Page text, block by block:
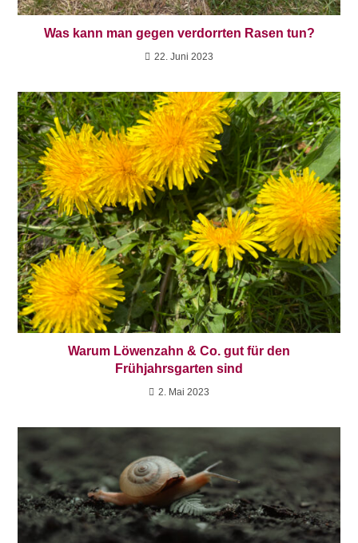
Was kann man gegen verdorrten Rasen tun?
22. Juni 2023
Warum Löwenzahn & Co. gut für den
Frühjahrsgarten sind
2. Mai 2023